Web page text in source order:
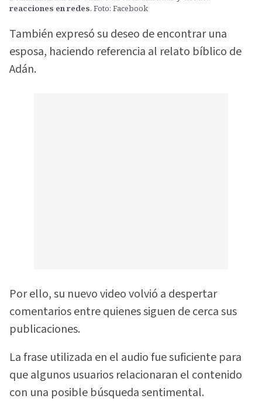
reacciones en redes. Foto: Facebook
También expresó su deseo de encontrar una
esposa, haciendo referencia al relato bíblico de
Adán.
Por ello, su nuevo video volvió a despertar
comentarios entre quienes siguen de cerca sus
publicaciones.
La frase utilizada en el audio fue suficiente para
que algunos usuarios relacionaran el contenido
con una posible búsqueda sentimental.